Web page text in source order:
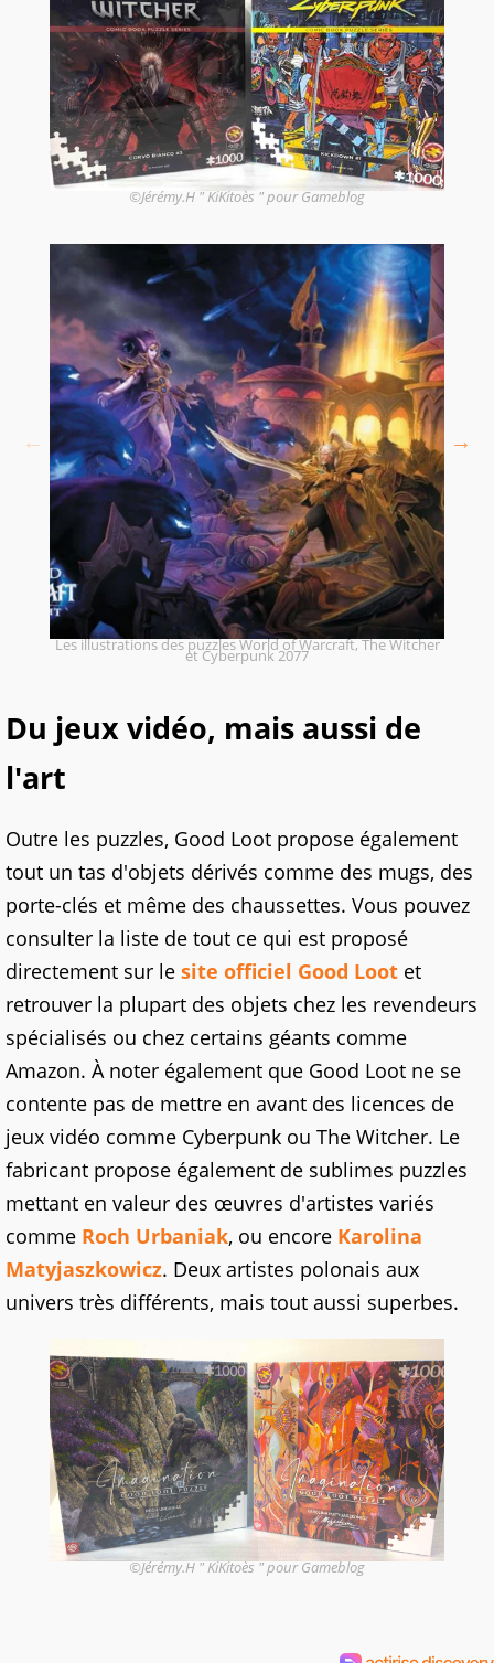
©Jérémy.H " KiKitoès " pour Gameblog
Les illustrations des puzzles World of Warcraft, The Witcher
et Cyberpunk 2077
Du jeux vidéo, mais aussi de
l'art
Outre les puzzles, Good Loot propose également
tout un tas d'objets dérivés comme des mugs, des
porte-clés et même des chaussettes. Vous pouvez
consulter la liste de tout ce qui est proposé
directement sur le site officiel Good Loot et
retrouver la plupart des objets chez les revendeurs
spécialisés ou chez certains géants comme
Amazon. À noter également que Good Loot ne se
contente pas de mettre en avant des licences de
jeux vidéo comme Cyberpunk ou The Witcher. Le
fabricant propose également de sublimes puzzles
mettant en valeur des œuvres d'artistes variés
comme Roch Urbaniak, ou encore Karolina
Matyjaszkowicz. Deux artistes polonais aux
univers très différents, mais tout aussi superbes.
©Jérémy.H " KiKitoès " pour Gameblog